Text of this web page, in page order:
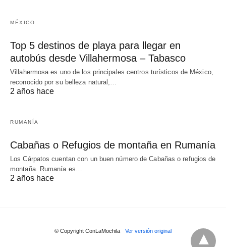
MÉXICO
Top 5 destinos de playa para llegar en
autobús desde Villahermosa – Tabasco
Villahermosa es uno de los principales centros turísticos de México,
reconocido por su belleza natural,…
2 años hace
RUMANÍA
Cabañas o Refugios de montaña en Rumanía
Los Cárpatos cuentan con un buen número de Cabañas o refugios de
montaña. Rumanía es…
2 años hace
© Copyright ConLaMochila Ver versión original